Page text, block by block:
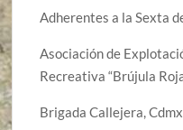
Adherentes a la Sexta
Asociación de
Recreativa “Brújula
Brigada Callejera, Cdmx